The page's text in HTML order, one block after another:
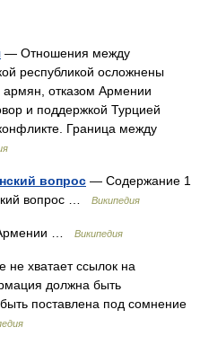
— Отношения между
республикой осложнены
отказом Армении
и поддержкой Турцией
Граница между
вопрос — Содержание 1
вопрос …
Википедия
… Википедия
не хватает ссылок на
должна быть
поставлена под сомнение